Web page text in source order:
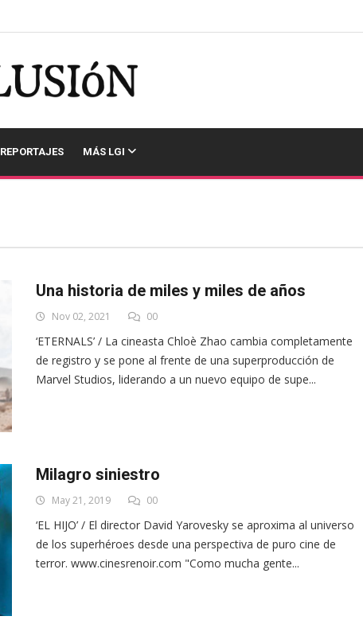
REPORTAJES MÁS LGI
Una historia de miles y miles de años
Nov 02, 2021 00
‘ETERNALS’ / La cineasta Chloè Zhao cambia completamente
de registro y se pone al frente de una superproducción de
Marvel Studios, liderando a un nuevo equipo de supe...
Milagro siniestro
May 21, 2019 00
‘EL HIJO’ / El director David Yarovesky se aproxima al universo
de los superhéroes desde una perspectiva de puro cine de
terror. www.cinesrenoir.com "Como mucha gente...